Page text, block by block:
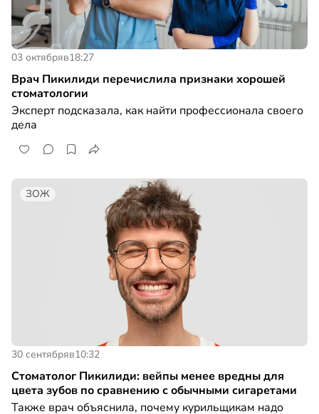
03 октябряв18:27
Врач Пикилиди перечислила признаки хорошей
стоматологии
Эксперт подсказала, как найти профессионала своего
дела
ЗОЖ
30 сентябряв10:32
Стоматолог Пикилиди: вейпы менее вредны для
цвета зубов по сравнению с обычными сигаретами
Также врач объяснила, почему курильщикам надо